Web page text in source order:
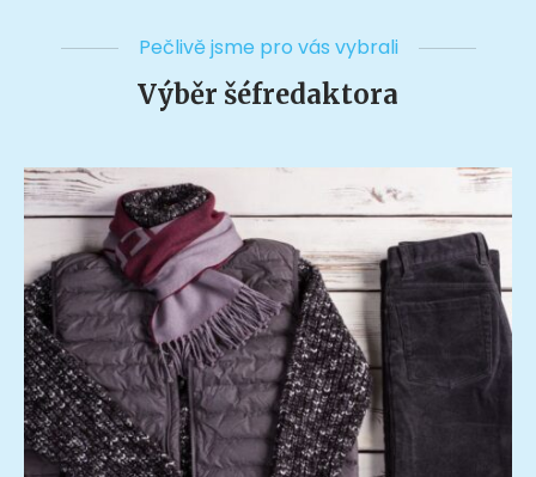
Pečlivě jsme pro vás vybrali
Výběr šéfredaktora